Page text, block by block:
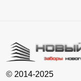
© 2014-2025